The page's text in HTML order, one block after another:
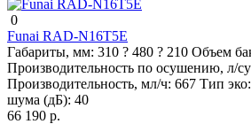
0
Funai RAD-N16T5E
Габариты, мм: 310 ? 480 ? 210 Объем
Производительность по осушению, л/
Производительность, мл/ч: 667 Тип эко:
шума (дБ): 40
66 190 р.